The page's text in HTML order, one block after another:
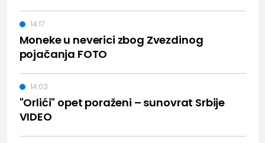
Moneke u neverici zbog Zvezdinog
pojačanja FOTO
14:17
"Orlići" opet poraženi – sunovrat Srbije
VIDEO
14:03